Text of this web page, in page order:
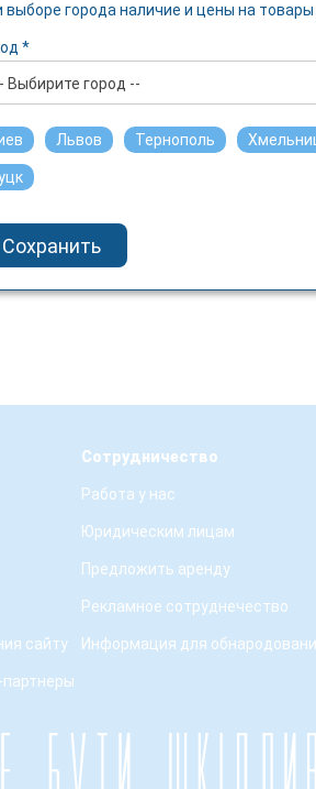
сайту
Сотрудничество
Работа у нас
Юридическим лицам
Предложить аренду
Рекламное сотруднечество
Информация для
выборе города наличие и цены на
*
Выбирите город --
Львов Тернополь
Сохранить